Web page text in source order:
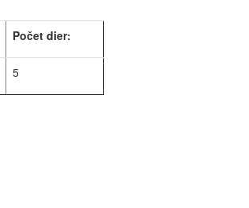
Počet dier:
5